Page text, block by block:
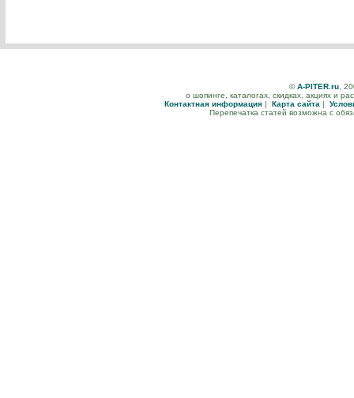
©A-PITER.ru,
о шопинге, каталогах, скидках, акциях и
Контактная информация | Карта сайта |
Перепечатка статей возможна с